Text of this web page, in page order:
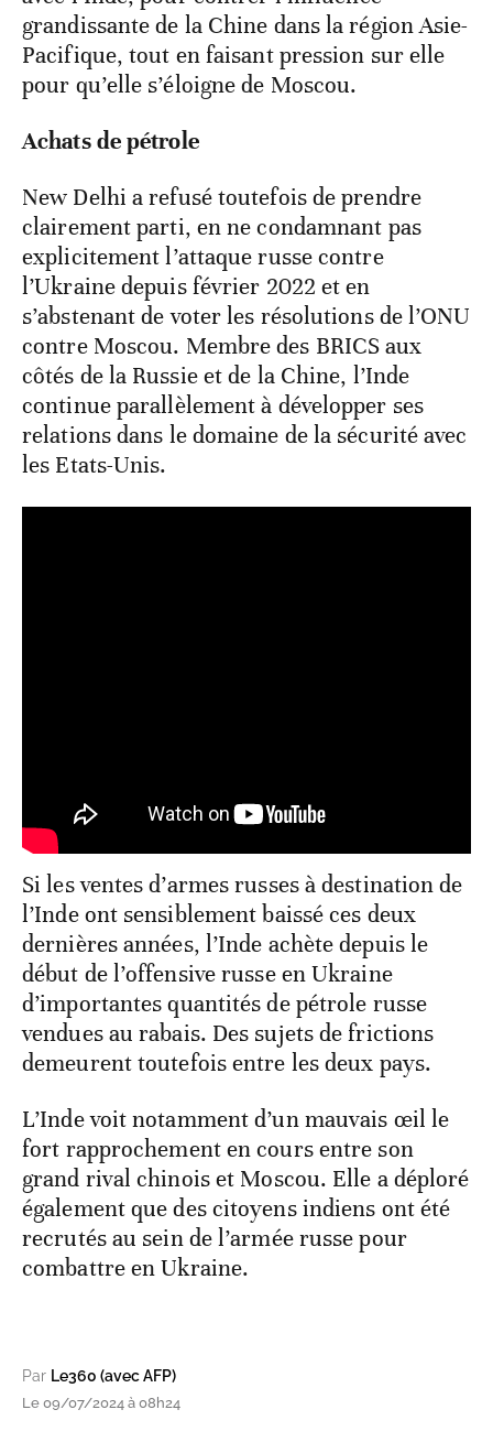
grandissante de la Chine dans la région Asie-
Pacifique, tout en faisant pression sur elle
pour qu’elle s’éloigne de Moscou.
Achats de pétrole
New Delhi a refusé toutefois de prendre
clairement parti, en ne condamnant pas
explicitement l’attaque russe contre
l’Ukraine depuis février 2022 et en
s’abstenant de voter les résolutions de l’ONU
contre Moscou. Membre des BRICS aux
côtés de la Russie et de la Chine, l’Inde
continue parallèlement à développer ses
relations dans le domaine de la sécurité avec
les Etats-Unis.
Si les ventes d’armes russes à destination de
l’Inde ont sensiblement baissé ces deux
dernières années, l’Inde achète depuis le
début de l’offensive russe en Ukraine
d’importantes quantités de pétrole russe
vendues au rabais. Des sujets de frictions
demeurent toutefois entre les deux pays.
L’Inde voit notamment d’un mauvais œil le
fort rapprochement en cours entre son
grand rival chinois et Moscou. Elle a déploré
également que des citoyens indiens ont été
recrutés au sein de l’armée russe pour
combattre en Ukraine.
Par Le360 (avec AFP)
Le 09/07/2024 à 08h24